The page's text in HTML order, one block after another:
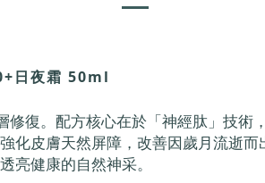
日夜霜 50ml
復。配方核心在於「神經肽」技
化皮膚天然屏障，改善因歲月流逝
亮健康的自然神采。